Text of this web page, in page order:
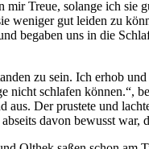
Treue, solange ich sie
weniger gut leiden zu
begaben uns in die
zu sein. Ich erhob
schlafen können.“,
Der prustete und
davon bewusst war,